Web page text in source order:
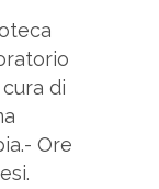
di
Ore